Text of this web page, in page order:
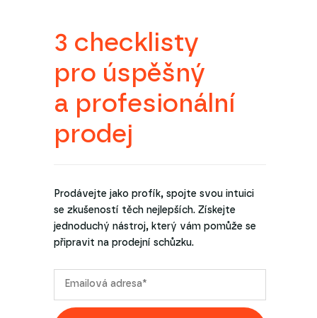
3 checklisty
pro úspěšný
a profesionální
prodej
Prodávejte jako profík, spojte svou intuici
se zkušeností těch nejlepších. Získejte
jednoduchý nástroj, který vám pomůže se
připravit na prodejní schůzku.